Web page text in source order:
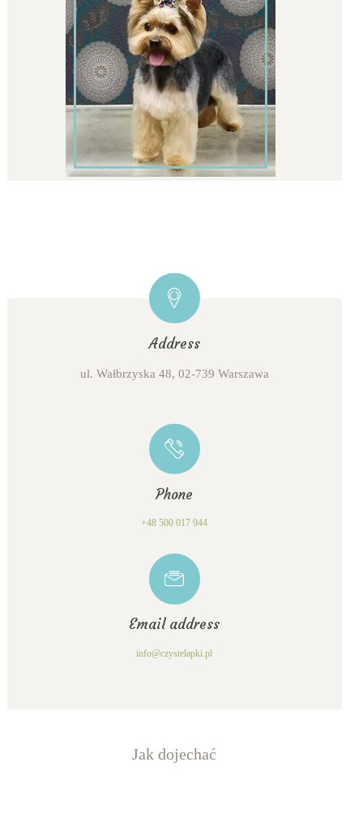
Address
ul. Wałbrzyska 48, 02-739 Warszawa
Phone
+48 500 017 944
Email address
info@czystelapki.pl
Jak dojechać